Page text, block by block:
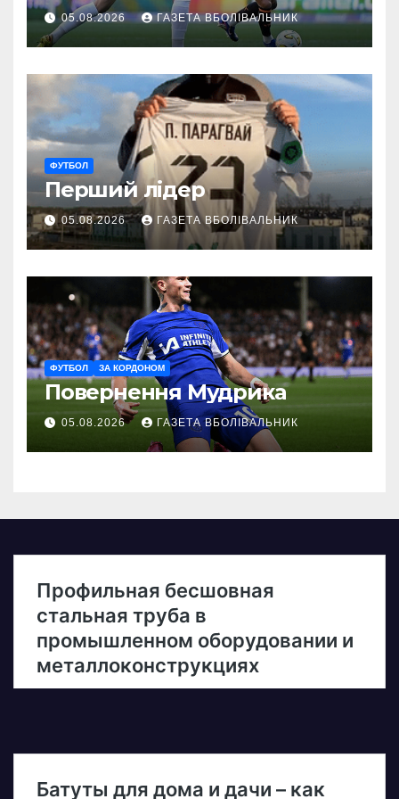
05.08.2026 ГАЗЕТА ВБОЛІВАЛЬНИК
ФУТБОЛ
Перший лідер
05.08.2026 ГАЗЕТА ВБОЛІВАЛЬНИК
ФУТБОЛ ЗА КОРДОНОМ
Повернення Мудрика
05.08.2026 ГАЗЕТА ВБОЛІВАЛЬНИК